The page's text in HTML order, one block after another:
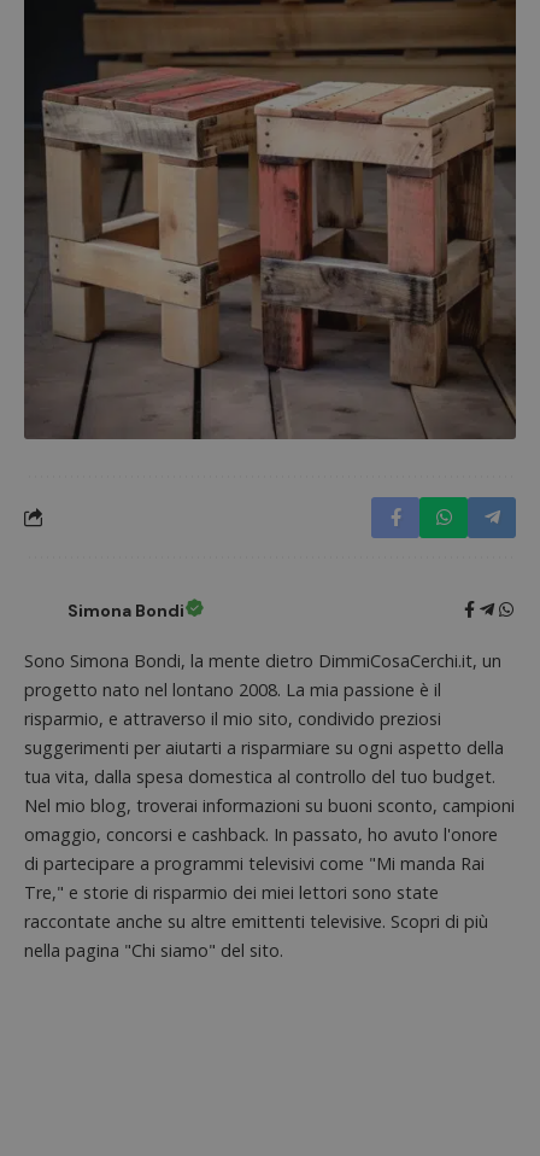
Simona Bondi
Sono Simona Bondi, la mente dietro DimmiCosaCerchi.it, un
progetto nato nel lontano 2008. La mia passione è il
risparmio, e attraverso il mio sito, condivido preziosi
suggerimenti per aiutarti a risparmiare su ogni aspetto della
tua vita, dalla spesa domestica al controllo del tuo budget.
Nel mio blog, troverai informazioni su buoni sconto, campioni
omaggio, concorsi e cashback. In passato, ho avuto l'onore
di partecipare a programmi televisivi come "Mi manda Rai
Tre," e storie di risparmio dei miei lettori sono state
raccontate anche su altre emittenti televisive. Scopri di più
nella pagina "Chi siamo" del sito.